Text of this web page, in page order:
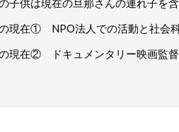
子供は現在の旦那さんの連れ子を
現在① NPO法人での活動と社会
現在② ドキュメンタリー映画監